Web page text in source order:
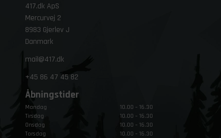
417.dk ApS
Mercurvej 2
8983 Gjerlev J
Danmark
mail@417.dk
+45 86 47 45 82
Åbningstider
Mandag
10.00 – 16.30
Tirsdag
10.00 – 16.30
Onsdag
10.00 – 16.30
Torsdag
10.00 – 16.30